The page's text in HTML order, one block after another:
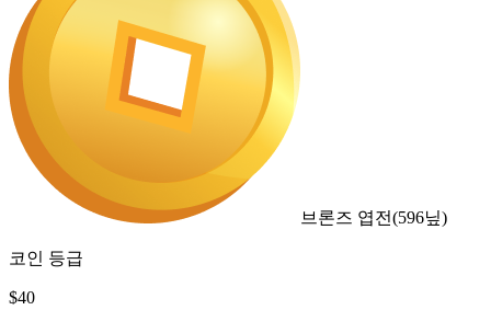
브론즈 엽전(596닢)
코인 등급
$40